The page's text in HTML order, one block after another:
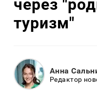
через
туризм"
Анна
Редактор